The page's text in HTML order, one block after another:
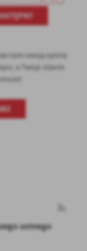
nam swoją opinię
a Twoje zdanie
ustnego